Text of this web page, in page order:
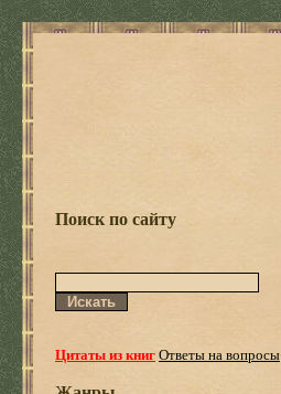
Поиск по сайту
Цитаты из книгОтветы на вопросы